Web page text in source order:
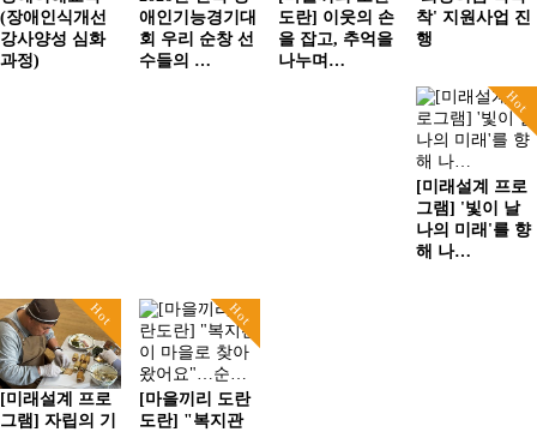
(장애인식개선
강사양성 심화
과정)
애인기능경기대
회 우리 순창 선
수들의 …
도란] 이웃의 손
을 잡고, 추억을
나누며…
착' 지원사업 진
행
Hot
[미래설계 프로
그램] '빛이 날
나의 미래'를 향
해 나…
Hot
[미래설계 프로
그램] 자립의 기
Hot
[마을끼리 도란
도란] "복지관